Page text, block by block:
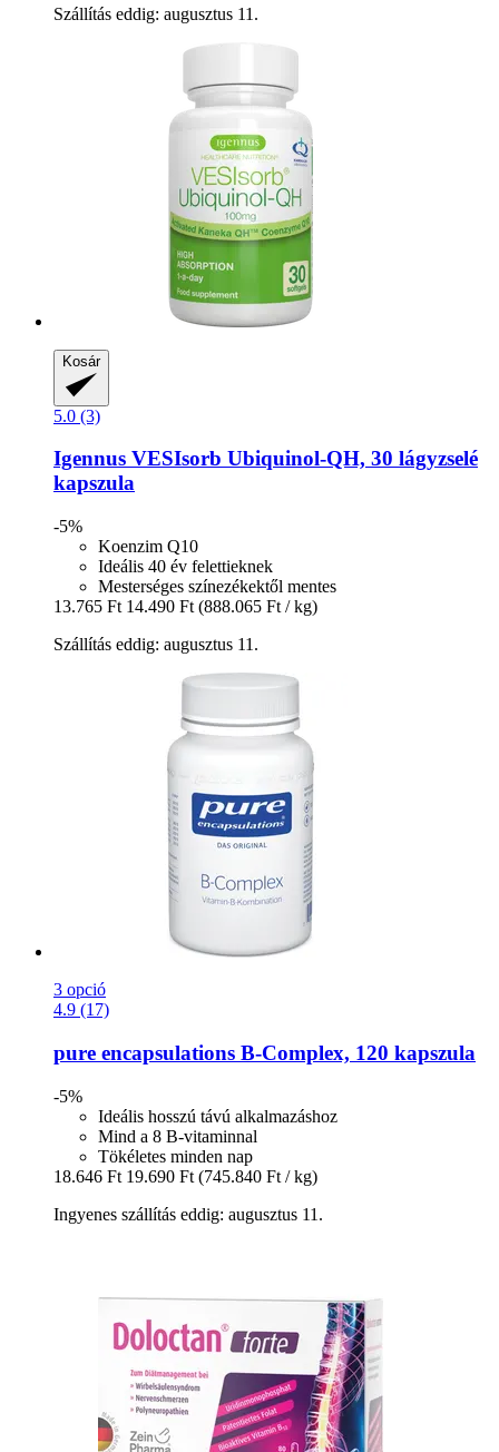
Szállítás eddig: augusztus 11.
Kosár
5.0 (3)
Igennus VESIsorb Ubiquinol-​QH, 30 lágyzselé
kapszula
-5%
Koenzim Q10
Ideális 40 év felettieknek
Mesterséges színezékektől mentes
13.765 Ft 14.490 Ft (888.065 Ft / kg)
Szállítás eddig: augusztus 11.
3 opció
4.9 (17)
pure encapsulations B-​Complex, 120 kapszula
-5%
Ideális hosszú távú alkalmazáshoz
Mind a 8 B-vitaminnal
Tökéletes minden nap
18.646 Ft 19.690 Ft (745.840 Ft / kg)
Ingyenes szállítás eddig: augusztus 11.